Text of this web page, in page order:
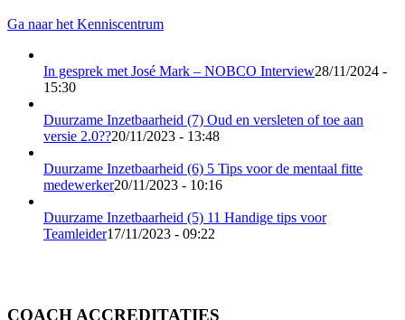
Ga naar het Kenniscentrum
In gesprek met José Mark – NOBCO Interview28/11/2024 -
15:30
Duurzame Inzetbaarheid (7) Oud en versleten of toe aan
versie 2.0??20/11/2023 - 13:48
Duurzame Inzetbaarheid (6) 5 Tips voor de mentaal fitte
medewerker20/11/2023 - 10:16
Duurzame Inzetbaarheid (5) 11 Handige tips voor
Teamleider17/11/2023 - 09:22
COACH ACCREDITATIES